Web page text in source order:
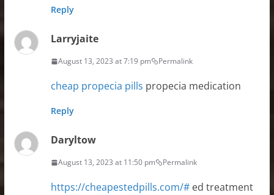
Reply
Larryjaite
August 13, 2023 at 7:19 pm Permalink
cheap propecia pills propecia medication
Reply
Daryltow
August 13, 2023 at 11:50 pm Permalink
https://cheapestedpills.com/#ed treatment